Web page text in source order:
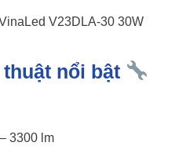
nổi bật
3300 lm